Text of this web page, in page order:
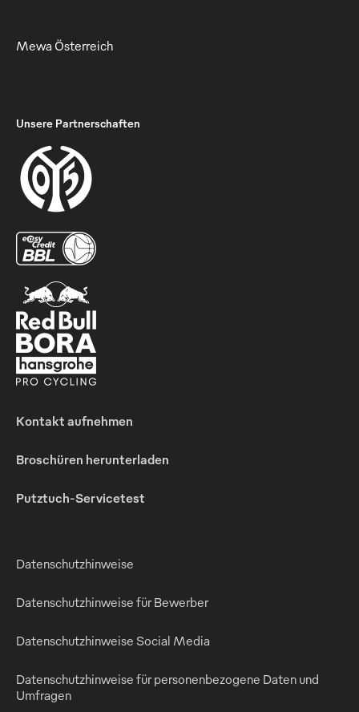
Mewa Österreich
Unsere Partnerschaften
Kontakt aufnehmen
Broschüren herunterladen
Putztuch-Servicetest
Datenschutzhinweise
Datenschutzhinweise für Bewerber
Datenschutzhinweise Social Media
Datenschutzhinweise für personenbezogene Daten und
Umfragen